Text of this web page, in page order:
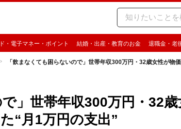
・電子マネー・ポイント 結婚・出産・教育のお金 退職金・老
「飲まなくても困らないので」世帯年収300万円・32歳女性が物
」世帯年収300万円・32歳
“月1万円の支出”